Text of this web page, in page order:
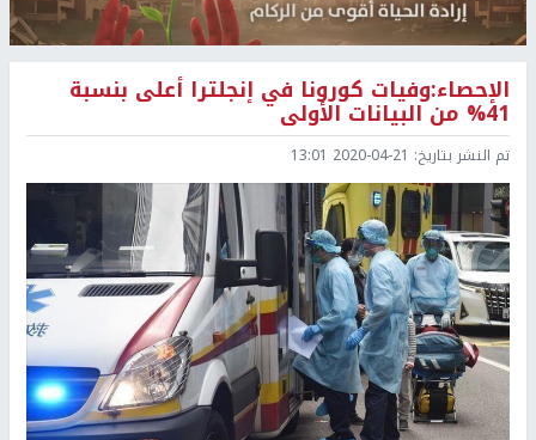
الإحصاء:وفيات كورونا في إنجلترا أعلى بنسبة
41% من البيانات الأولى
تم النشر بتاريخ: 2020-04-21 13:01